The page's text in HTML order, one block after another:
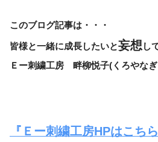
このブログ記事は・・・
皆様と一緒に成長したいと妄想し
Ｅー刺繍工房 畔柳悦子(くろやなぎ
『Ｅー刺繍工房HPはこちら